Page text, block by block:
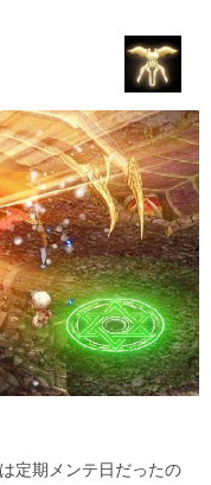
定期メンテ日だったの